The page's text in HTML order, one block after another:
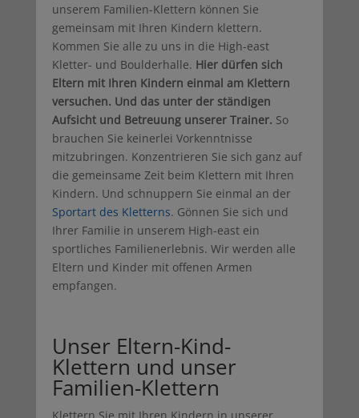
unserem Familien-Klettern können Sie
gemeinsam mit Ihren Kindern klettern.
Kommen Sie alle zu uns in die High-east
Kletter- und Boulderhalle. Hier dürfen sich
Eltern mit Ihren Kindern einmal am Klettern
versuchen. Und das unter der ständigen
Aufsicht und Betreuung unserer Trainer. So
brauchen Sie keinerlei Vorkenntnisse
mitzubringen. Konzentrieren Sie sich ganz auf
die gemeinsame Zeit beim Klettern mit Ihren
Kindern. Und schnuppern Sie einmal an der
Sportart des Kletterns. Gönnen Sie sich und
Ihrer Familie in unserem High-east ein
sportliches Familienerlebnis. Wir werden alle
Eltern und Kinder mit offenen Armen
empfangen.
Unser Eltern-Kind-
Klettern und unser
Familien-Klettern
Klettern Sie mit Ihren Kindern in unserer